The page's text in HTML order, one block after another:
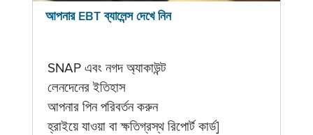
আপনার EBT ব্যালেন্স দেখে নিন
SNAP এবং নগদ অ্যাকাউন্ট
লেনদেনের ইতিহাস
আপনার পিন পরিবর্তন করুন
হ্রাইয়ে যাওয়া বা ক্ষতিগ্রস্থ রিপোর্ট কার্ড]